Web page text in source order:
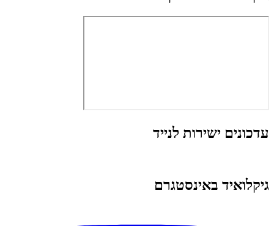
עדכונים ישירות לנייד
גיקלואיד באינסטגרם